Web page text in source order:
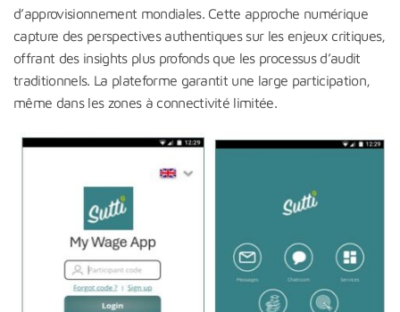
d’approvisionnement mondiales. Cette approche numérique
capture des perspectives authentiques sur les enjeux critiques,
offrant des insights plus profonds que les processus d’audit
traditionnels. La plateforme garantit une large participation,
même dans les zones à connectivité limitée.